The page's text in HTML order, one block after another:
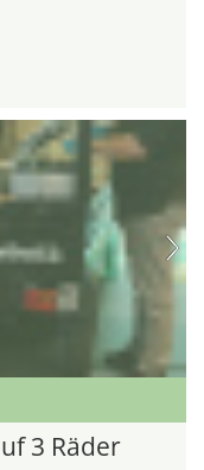
3 Räder